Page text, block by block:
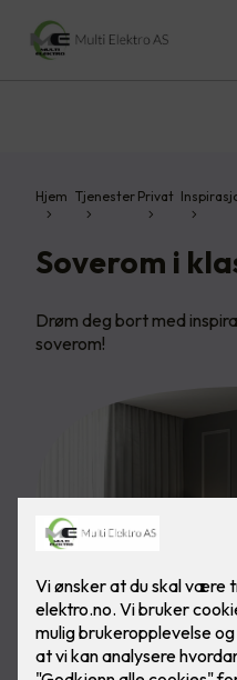
Hjem Tjenester Privat
Soverom i
Drøm deg bort med
soverom!